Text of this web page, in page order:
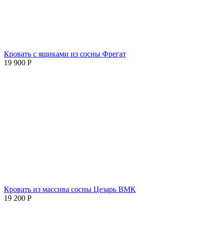
Кровать с ящиками из сосны Фрегат
19 900 Р
Кровать из массива сосны Цезарь ВМК
19 200 Р